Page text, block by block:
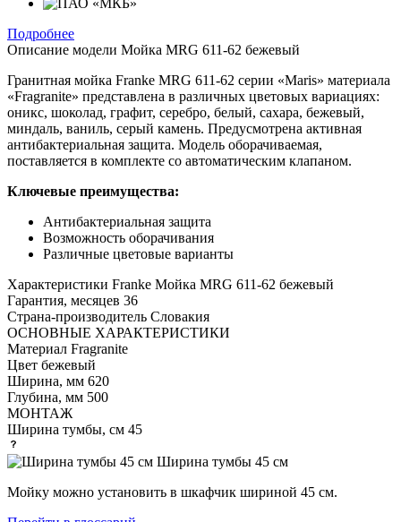
Подробнее
Описание модели Мойка MRG 611-62 бежевый
Гранитная мойка Franke MRG 611-62 серии «Maris» материала
«Fragranite» представлена в различных цветовых вариациях:
оникс, шоколад, графит, серебро, белый, сахара, бежевый,
миндаль, ваниль, серый камень. Предусмотрена активная
антибактериальная защита. Модель оборачиваемая,
поставляется в комплекте со автоматическим клапаном.
Ключевые преимущества:
Антибактериальная защита
Возможность оборачивания
Различные цветовые варианты
Характеристики Franke Мойка MRG 611-62 бежевый
Гарантия, месяцев 36
Страна-производитель Словакия
ОСНОВНЫЕ ХАРАКТЕРИСТИКИ
Материал Fragranite
Цвет бежевый
Ширина, мм 620
Глубина, мм 500
МОНТАЖ
Ширина тумбы, см 45
Ширина тумбы 45 см
Мойку можно установить в шкафчик шириной 45 см.